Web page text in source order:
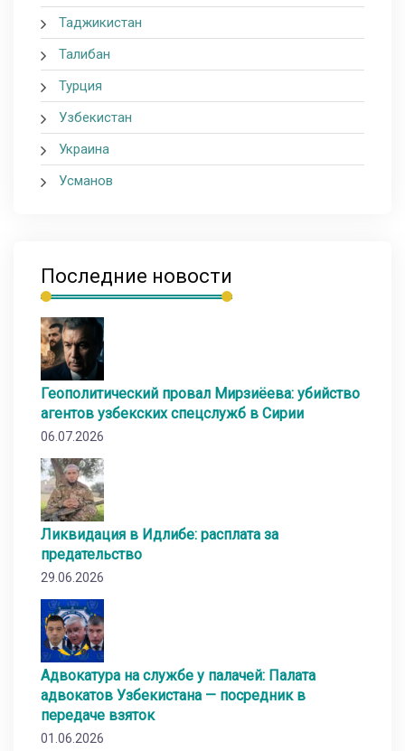
Таджикистан
Талибан
Турция
Узбекистан
Украина
Усманов
Последние новости
Геополитический провал Мирзиёева: убийство
агентов узбекских спецслужб в Сирии
06.07.2026
Ликвидация в Идлибе: расплата за
предательство
29.06.2026
Адвокатура на службе у палачей: Палата
адвокатов Узбекистана — посредник в
передаче взяток
01.06.2026